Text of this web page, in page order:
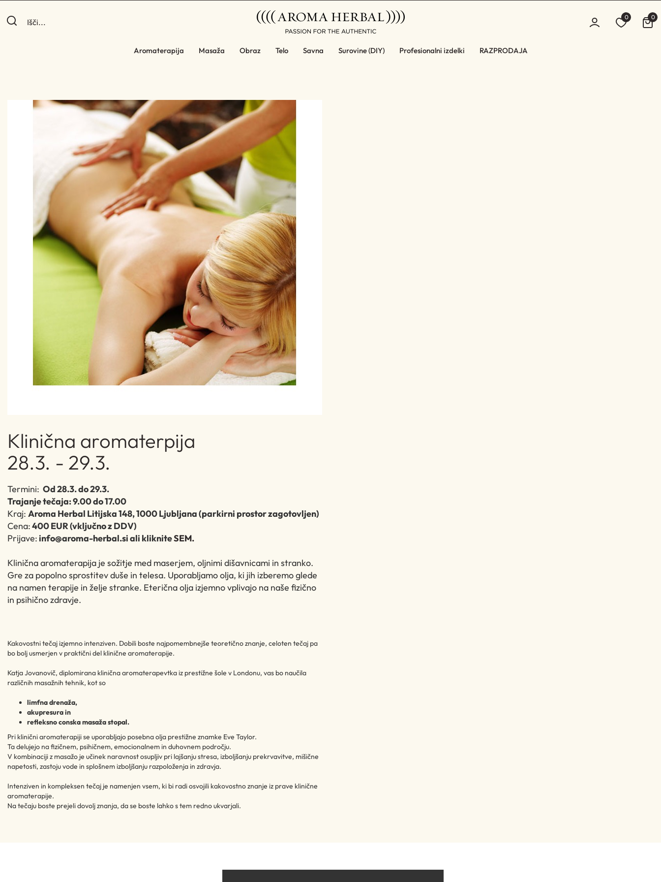
0 0
Aromaterapija Masaža Obraz Telo Savna Surovine (DIY) Profesionalni izdelki RAZPRODAJA
Klinična aromaterpija
28.3. - 29.3.
Termini: Od 28.3. do 29.3.
Trajanje tečaja: 9.00 do 17.00
Kraj: Aroma Herbal Litijska 148, 1000 Ljubljana (parkirni prostor zagotovljen)
Cena:400 EUR (vključno z DDV)
Prijave: info@aroma-herbal.si ali klikniteSEM.
Klinična aromaterapija je sožitje med maserjem, oljnimi dišavnicami in stranko.
Gre za popolno sprostitev duše in telesa. Uporabljamo olja, ki jih izberemo glede
na namen terapije in želje stranke. Eterična olja izjemno vplivajo na naše fizično
in psihično zdravje.​
Kakovostni tečaj izjemno intenziven. Dobili boste najpomembnejše teoretično znanje, celoten tečaj pa
bo bolj usmerjen v praktični del klinične aromaterapije.
Katja Jovanovič, diplomirana klinična aromaterapevtka iz prestižne šole v Londonu, vas bo naučila
različnih masažnih tehnik, kot so
limfna drenaža,
akupresura in
refleksno conska masaža stopal.
Pri klinični aromaterapiji se uporabljajo posebna olja prestižne znamke Eve Taylor.
Ta delujejo na fizičnem, psihičnem, emocionalnem in duhovnem področju.
V kombinaciji z masažo je učinek naravnost osupljiv pri lajšanju stresa, izboljšanju prekrvavitve, mišične
napetosti, zastoju vode in splošnem izboljšanju razpoloženja in zdravja.​
Intenziven in kompleksen tečaj je namenjen vsem, ki bi radi osvojili kakovostno znanje iz prave klinične
aromaterapije.
Na tečaju boste prejeli dovolj znanja, da se boste lahko s tem redno ukvarjali.